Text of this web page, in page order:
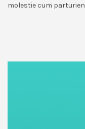
molestie cum